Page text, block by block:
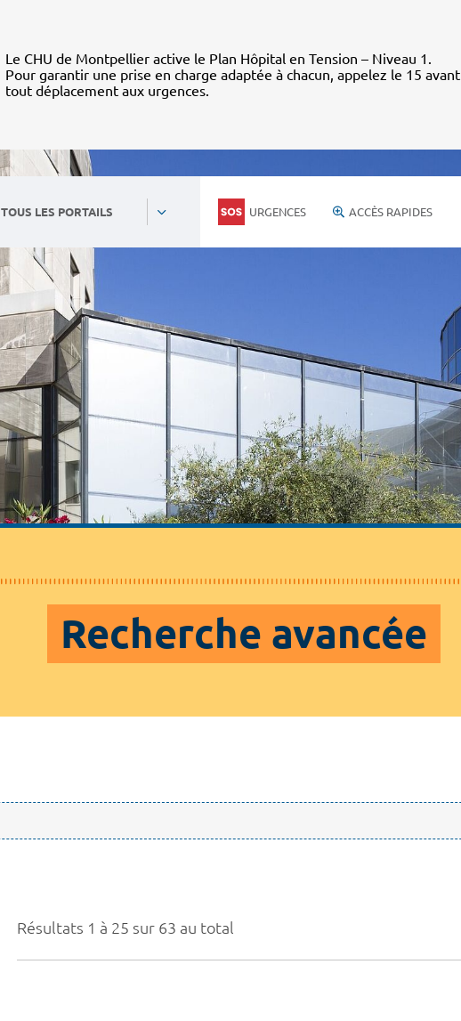
Le CHU de Montpellier active le Plan Hôpital en Tension – Niveau 1.
Pour garantir une prise en charge adaptée à chacun, appelez le 15 avant
tout déplacement aux urgences.
TOUS LES PORTAILS URGENCES ACCÈS RAPIDES
Recherche avancée
Résultats 1 à 25 sur 63 au total